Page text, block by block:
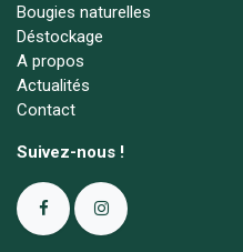
Bougies naturelles
Déstockage
A propos
Actualités
Contact
Suivez-nous !